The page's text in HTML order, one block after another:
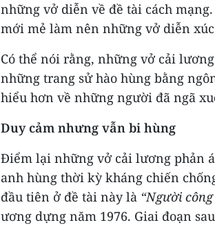
những vở diễn về đề tài cách
mới mẻ làm nên những vở diễn
Có thể nói rằng, những vở cải
những trang sử hào hùng bằng
hiểu hơn về những người đã ngã
Duy cảm nhưng vẫn bi hùng
Điểm lại những vở cải lương phản
anh hùng thời kỳ kháng chiến
đầu tiên ở đề tài này là “Người
ương dựng năm 1976. Giai đoạn